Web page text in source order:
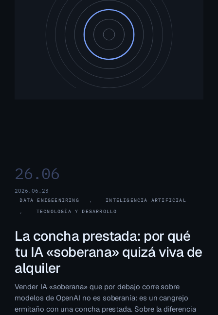
26.06
2026.06.23
DATA ENIGEENIRING ,
INTELIGENCIA ARTIFICIAL
,
TECNOLOGÍA Y DESARROLLO
La concha prestada: por qué
tu IA «soberana» quizá viva de
alquiler
Vender IA «soberana» que por debajo corre sobre
modelos de OpenAI no es soberanía: es un cangrejo
ermitaño con una concha prestada. Sobre la diferencia